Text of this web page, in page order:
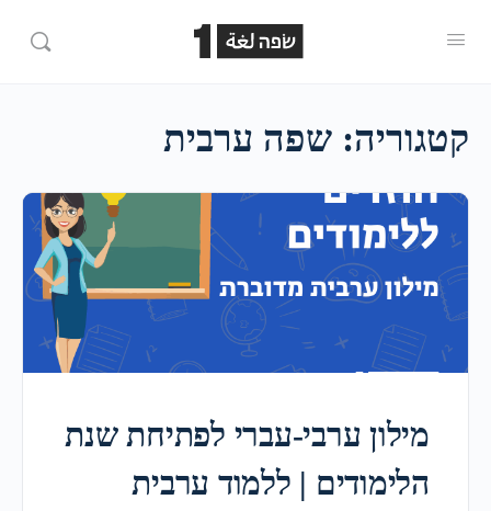
קטגוריה: שפה ערבית
מילון ערבי-עברי לפתיחת שנת
הלימודים | ללמוד ערבית